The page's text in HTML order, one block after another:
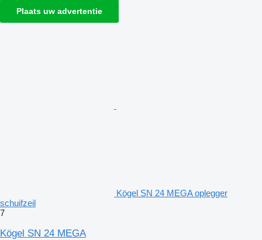
Plaats uw advertentie
Kögel SN 24 MEGA oplegger
schuifzeil
7
Kögel SN 24 MEGA